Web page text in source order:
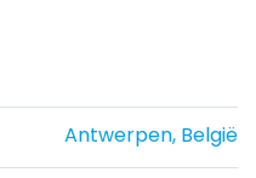
Antwerpen, België